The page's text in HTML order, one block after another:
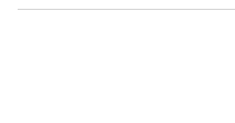
Молдавија со